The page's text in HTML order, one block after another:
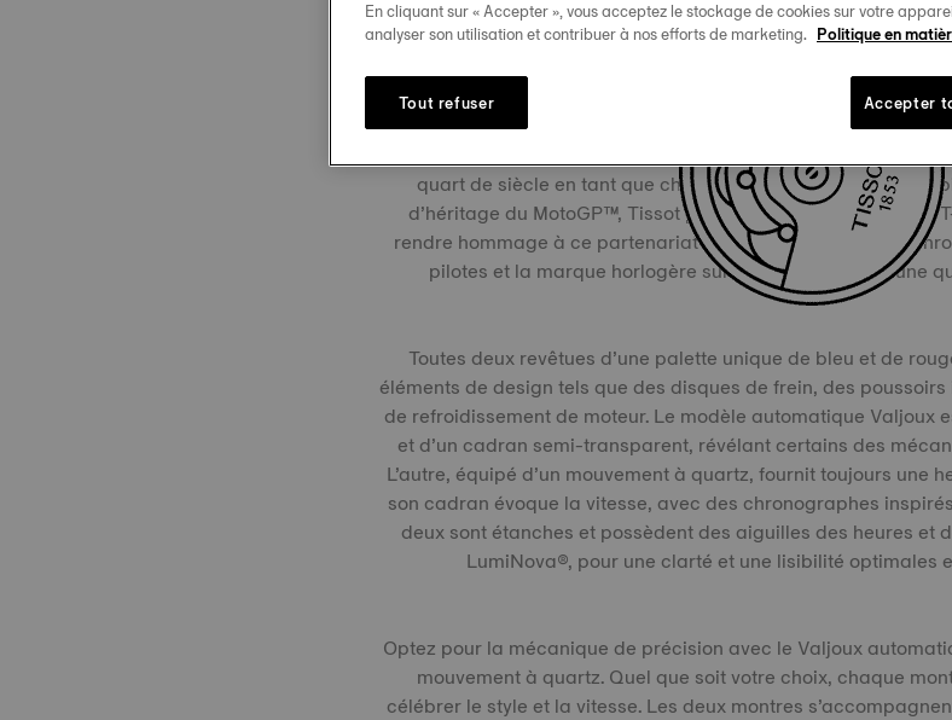
mémorable.
quart de siècle en tant que chronométreur officiel du
d’héritage du MotoGP™, Tissot présente deux garde-temps
rendre hommage à ce partenariat bien huilé. Un œil sur le
pilotes et la marque horlogère suisse sont unis dans une
Toutes deux revêtues d’une palette unique de bleu et de
éléments de design tels que des disques de frein, des
de refroidissement de moteur. Le modèle automatique Valjoux
et d’un cadran semi-transparent, révélant certains des
L’autre, équipé d’un mouvement à quartz, fournit toujours une
son cadran évoque la vitesse, avec des chronographes
deux sont étanches et possèdent des aiguilles des heures et
LumiNova®, pour une clarté et une lisibilité optimales
Optez pour la mécanique de précision avec le Valjoux
mouvement à quartz. Quel que soit votre choix, chaque
célébrer le style et la vitesse. Les deux montres
En cliquant sur « Accepter », vous acceptez le stockage de cookies sur votre
analyser son utilisation et contribuer à nos efforts de marketing. Politique en
Tout refuser Accepter